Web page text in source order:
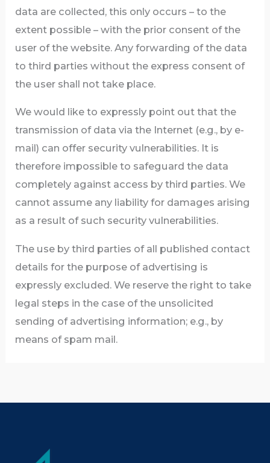
data are collected, this only occurs – to the
extent possible – with the prior consent of the
user of the website. Any forwarding of the data
to third parties without the express consent of
the user shall not take place.
We would like to expressly point out that the
transmission of data via the Internet (e.g., by e-
mail) can offer security vulnerabilities. It is
therefore impossible to safeguard the data
completely against access by third parties. We
cannot assume any liability for damages arising
as a result of such security vulnerabilities.
The use by third parties of all published contact
details for the purpose of advertising is
expressly excluded. We reserve the right to take
legal steps in the case of the unsolicited
sending of advertising information; e.g., by
means of spam mail.